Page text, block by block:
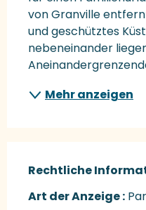
von Granville
und geschütztes
nebeneinander
Mehr anzeigen
Rechtliche
Rechtliche
Art der Anzeige :